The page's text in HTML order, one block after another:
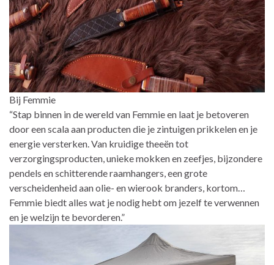
Bij Femmie
“Stap binnen in de wereld van Femmie en laat je betoveren
door een scala aan producten die je zintuigen prikkelen en je
energie versterken. Van kruidige theeën tot
verzorgingsproducten, unieke mokken en zeefjes, bijzondere
pendels en schitterende raamhangers, een grote
verscheidenheid aan olie- en wierook branders, kortom…
Femmie biedt alles wat je nodig hebt om jezelf te verwennen
en je welzijn te bevorderen.”